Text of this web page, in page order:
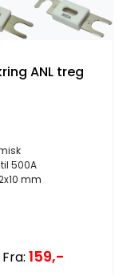
ANL treg
til 500A
mm
Fra: 159,-